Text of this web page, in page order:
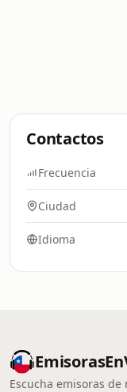
Contactos
Frecuencia
Ciudad
Idioma
Escucha emisoras de